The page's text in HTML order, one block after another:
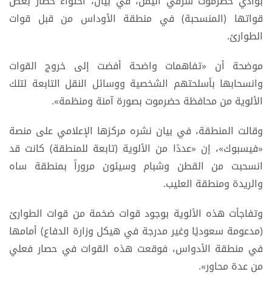
قواتها (المنسحبة) في منطقة الأوداس من قبل قوات
الطوارئ.
موضحة أن «تفاهمات واضحة أفضت إلى خروج القوات
وانسحابها بأسلحتهم الشخصية ووسائل النقل التابعة لتلك
الألوية من محافظة حضرموت بصورة آمنة ومنظمة».
وقالت المنطقة، في بيان نشره مركزها الإعلامي على منصة
«فيسبوك»، إن «عددًا من الألوية (تابعة للمنطقة) كانت قد
انسحبت من القطن وشبام وسيئون مروراً بمنطقة ساه
والريدة ومنطقة العليب.
وتفاجأت هذه الألوية بوجود قوات ضخمة من قوات الطوارئ
(مدعومة سعوديًا وغير مدرجة في هيكل وزارة الدفاع) أمامها
في منطقة الأدواس، فوقعت هذه القوات في حصار فعلي
من عدة محاور».